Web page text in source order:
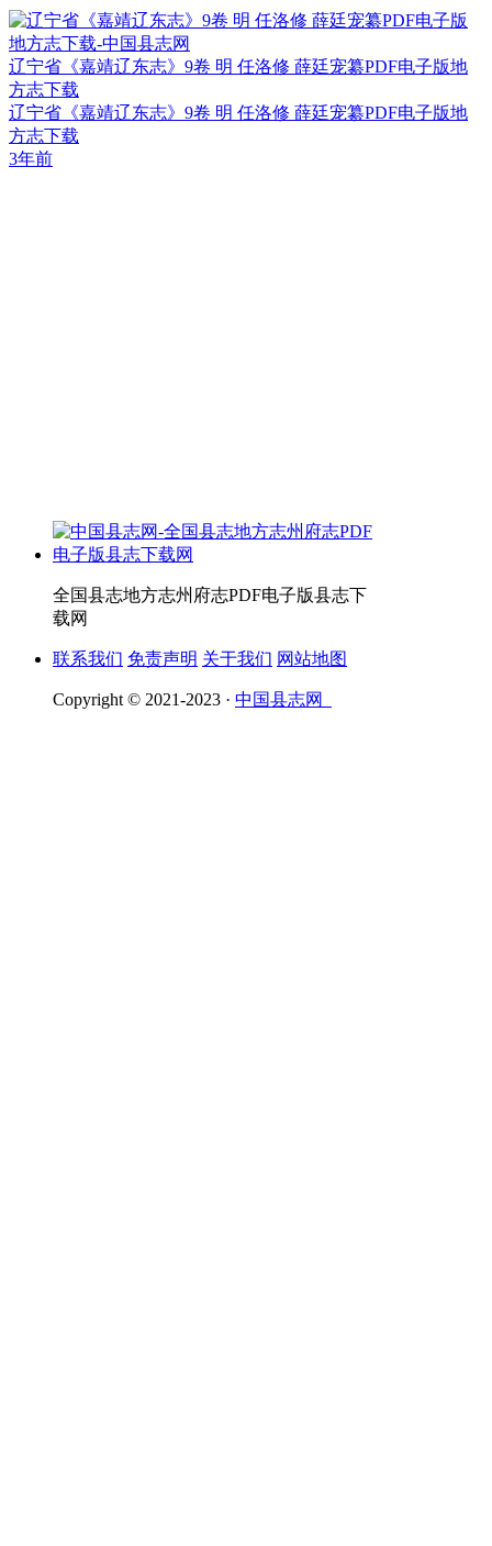
辽宁省《嘉靖辽东志》9卷 明 任洛修 薛廷宠纂PDF电子版地
方志下载
辽宁省《嘉靖辽东志》9卷 明 任洛修 薛廷宠纂PDF电子版地
方志下载
3年前
全国县志地方志州府志PDF电子版县志下
载网
联系我们 免责声明 关于我们 网站地图
Copyright © 2021-2023 · 中国县志网